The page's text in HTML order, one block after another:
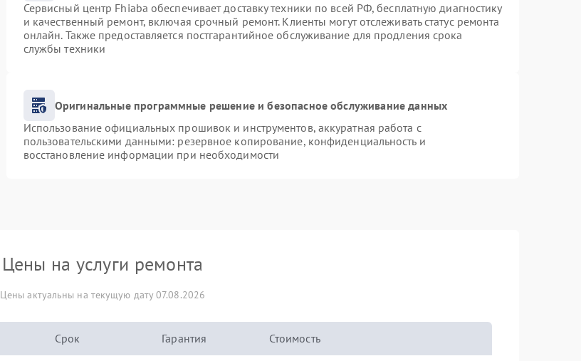
Сервисный центр Fhiaba обеспечивает доставку техники по всей РФ, бесплатную диагностику
и качественный ремонт, включая срочный ремонт. Клиенты могут отслеживать статус ремонта
онлайн. Также предоставляется постгарантийное обслуживание для продления срока
службы техники
Оригинальные программные решение и безопасное обслуживание данных
Использование официальных прошивок и инструментов, аккуратная работа с
пользовательскими данными: резервное копирование, конфиденциальность и
восстановление информации при необходимости
Цены на услуги ремонта
Цены актуальны на текущую дату 07.08.2026
Срок Гарантия Стоимость